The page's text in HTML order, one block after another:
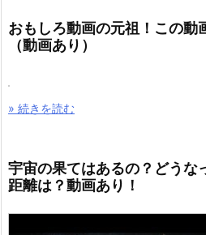
おもしろ動画の元祖！この動
（動画あり）
» 続きを読む
宇宙の果てはあるの？どうな
距離は？動画あり！